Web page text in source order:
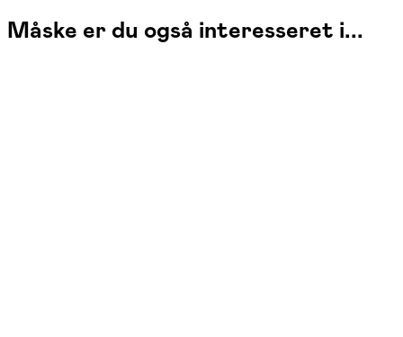
Måske er du også interesseret i...